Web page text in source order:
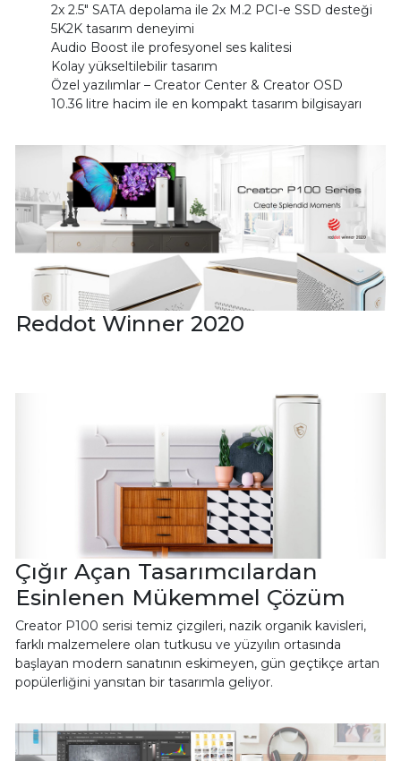
2x 2.5" SATA depolama ile 2x M.2 PCI-e SSD desteği
5K2K tasarım deneyimi
Audio Boost ile profesyonel ses kalitesi
Kolay yükseltilebilir tasarım
Özel yazılımlar – Creator Center & Creator OSD
10.36 litre hacim ile en kompakt tasarım bilgisayarı
Reddot Winner 2020
Çığır Açan Tasarımcılardan
Esinlenen Mükemmel Çözüm
Creator P100 serisi temiz çizgileri, nazik organik kavisleri,
farklı malzemelere olan tutkusu ve yüzyılın ortasında
başlayan modern sanatının eskimeyen, gün geçtikçe artan
popülerliğini yansıtan bir tasarımla geliyor.